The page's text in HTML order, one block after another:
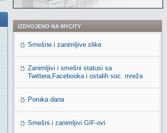
IZDVOJENO NA MYCITY
Smešne i zanimljive slike
Zanimljivi i smešni statusi sa
Twittera,Facebooka i ostalih soc. mreža
Poruka dana
Smešni i zanimljivi GIF-ovi